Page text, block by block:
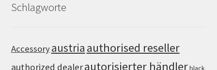
Schlagworte
Accessoryaustria authorised reseller
authorized dealerautorisierter händlerblack